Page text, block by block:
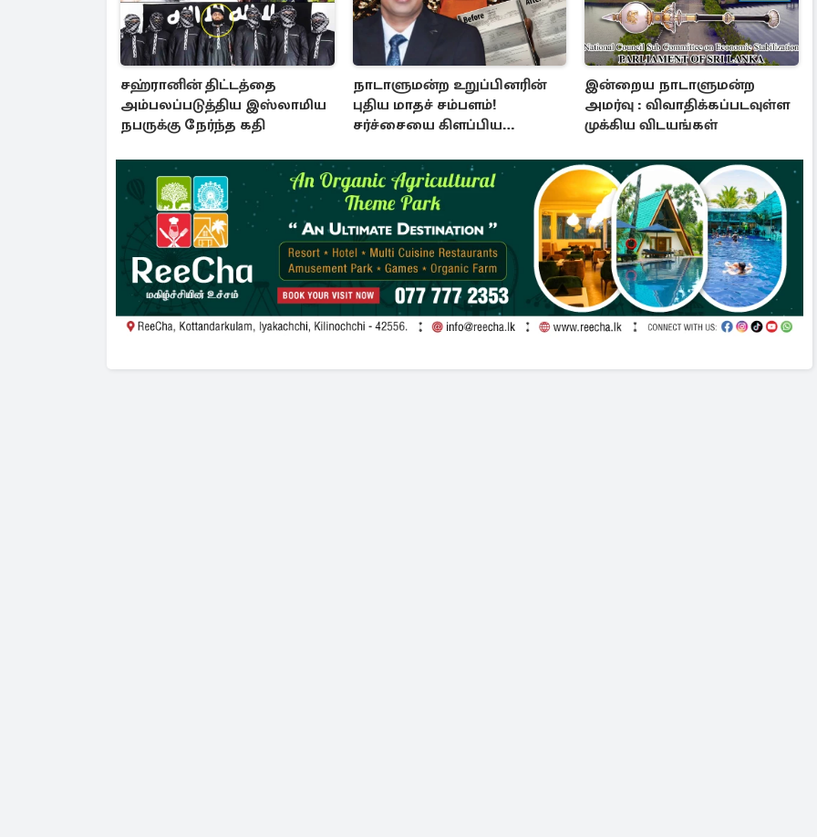
சஹ்ரானின் திட்டத்தை
அம்பலப்படுத்திய இஸ்லாமிய
நபருக்கு நேர்ந்த கதி
நாடாளுமன்ற உறுப்பினரின்
புதிய மாதச் சம்பளம்!
சர்ச்சையை கிளப்பிய
இன்றைய நாடாளுமன்ற
அமர்வு : விவாதிக்கப்படவுள்ள
முக்கிய விடயங்கள்